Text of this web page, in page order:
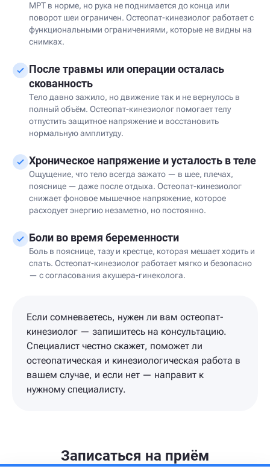
МРТ в норме, но рука не поднимается до конца или
поворот шеи ограничен. Остеопат-кинезиолог работает с
функциональными ограничениями, которые не видны на
снимках.
После травмы или операции осталась
скованность
Тело давно зажило, но движение так и не вернулось в
полный объём. Остеопат-кинезиолог помогает телу
отпустить защитное напряжение и восстановить
нормальную амплитуду.
Хроническое напряжение и усталость в теле
Ощущение, что тело всегда зажато — в шее, плечах,
пояснице — даже после отдыха. Остеопат-кинезиолог
снижает фоновое мышечное напряжение, которое
расходует энергию незаметно, но постоянно.
Боли во время беременности
Боль в пояснице, тазу и крестце, которая мешает ходить и
спать. Остеопат-кинезиолог работает мягко и безопасно
— с согласования акушера-гинеколога.
Если сомневаетесь, нужен ли вам остеопат-
кинезиолог — запишитесь на консультацию.
Специалист честно скажет, поможет ли
остеопатическая и кинезиологическая работа в
вашем случае, и если нет — направит к
нужному специалисту.
Записаться на приём